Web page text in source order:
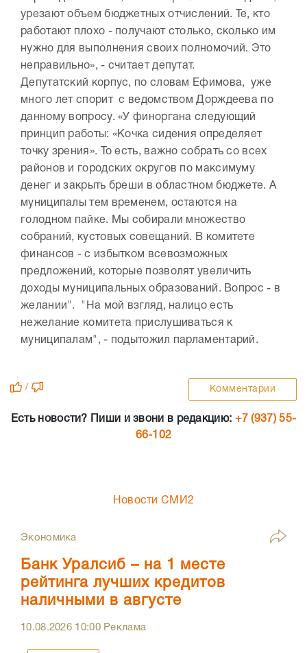
урезают объем бюджетных отчислений. Те, кто
работают плохо - получают столько, сколько им
нужно для выполнения своих полномочий. Это
неправильно», - считает депутат.
Депутатский корпус, по словам Ефимова, уже
много лет спорит с ведомством Дорждеева по
данному вопросу. «У финоргана следующий
принцип работы: «Кочка сидения определяет
точку зрения». То есть, важно собрать со всех
районов и городских округов по максимуму
денег и закрыть бреши в областном бюджете. А
муниципалы тем временем, остаются на
голодном пайке. Мы собирали множество
собраний, кустовых совещаний. В комитете
финансов - с избытком всевозможных
предложений, которые позволят увеличить
доходы муниципальных образований. Вопрос - в
желании". "На мой взгляд, налицо есть
нежелание комитета прислушиваться к
муниципалам", - подытожил парламентарий.
/ Комментарии
Есть новости? Пиши и звони в редакцию: +7 (937) 55-
66-102
Новости СМИ2
Экономика
Банк Уралсиб – на 1 месте
рейтинга лучших кредитов
наличными в августе
10.08.2026 10:00Реклама